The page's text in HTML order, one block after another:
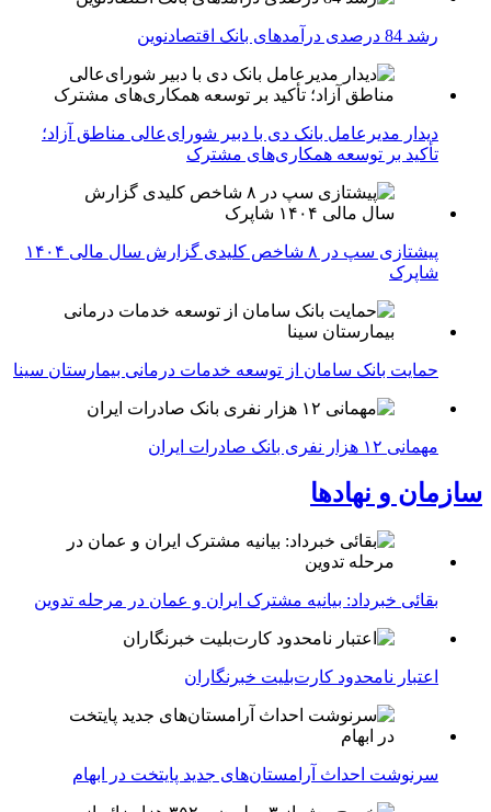
رشد 84 درصدی درآمدهای بانک اقتصادنوین
دیدار مدیرعامل بانک دی با دبیر شورای‌عالی مناطق آزاد؛
تأکید بر توسعه همکاری‌های مشترک
پیشتازی سپ در ۸ شاخص کلیدی گزارش سال مالی ۱۴۰۴
شاپرک
حمایت بانک سامان از توسعه خدمات درمانی بیمارستان سینا
مهمانی ۱۲ هزار نفری بانک صادرات ایران
سازمان و نهادها
بقائی خبرداد: بیانیه مشترک ایران و عمان در مرحله تدوین
اعتبار نامحدود کارت‌بلیت خبرنگاران
سرنوشت احداث آرامستان‌های جدید پایتخت در ابهام